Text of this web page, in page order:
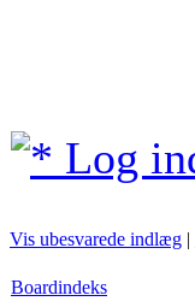
Log
Vis ubesvarede indlæg |
Boardindeks